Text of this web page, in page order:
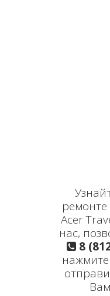
Acer
нас,
8
нажмите